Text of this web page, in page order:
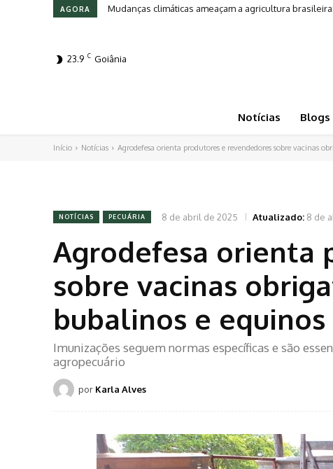
AGORA Mudanças climáticas ameaçam a agricultura
23.9 C Goiânia
Notícias Blogs
Início Notícias Agrodefesa orienta produtores e revendedores sobre vacinas
NOTÍCIAS PECUÁRIA 8 de abril de 2025 Atualizado: 8 de
Agrodefesa orienta
sobre vacinas
bubalinos e equinos
Imunizações seguem normas específicas e são
agropecuário
por Karla Alves